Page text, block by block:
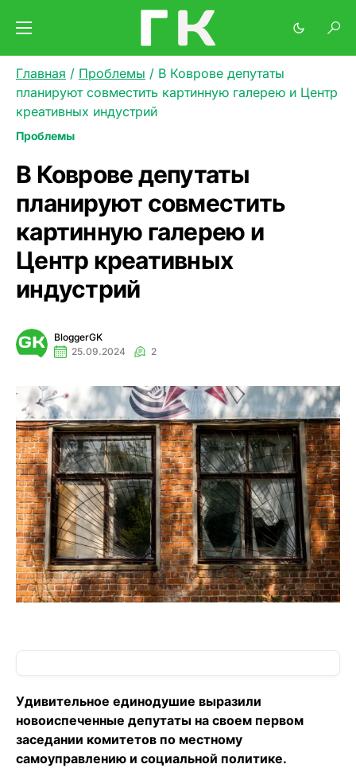
Главная / Проблемы / В Коврове депутаты
планируют совместить картинную галерею и Центр
креативных индустрий
Проблемы
В Коврове депутаты
планируют совместить
картинную галерею и
Центр креативных
индустрий
BloggerGK
25.09.2024
2
Удивительное единодушие выразили
новоиспеченные депутаты на своем первом
заседании комитетов по местному
самоуправлению и социальной политике.